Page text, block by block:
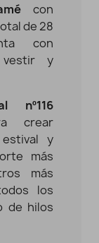
con
de 28
con
y
nº116
crear
y
más
más
los
de hilos